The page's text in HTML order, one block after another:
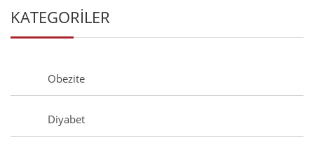
KATEGORİLER
Obezite
Diyabet